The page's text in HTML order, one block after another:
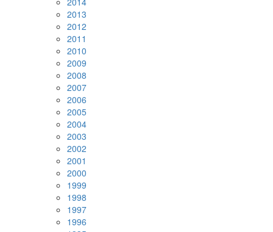
2013
2012
2011
2010
2009
2008
2007
2006
2005
2004
2003
2002
2001
2000
1999
1998
1997
1996